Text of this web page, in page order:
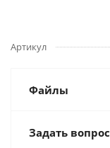
Артикул
Файлы
Задать вопрос